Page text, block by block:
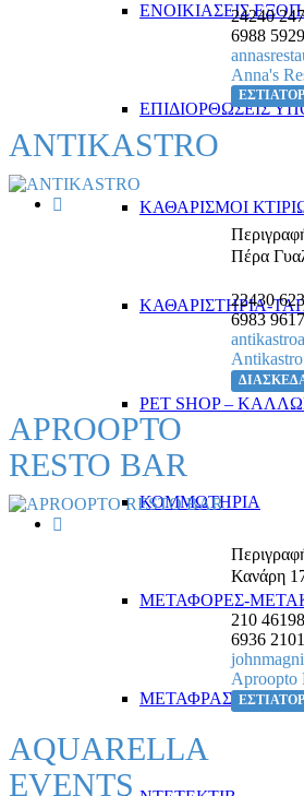
ΕΝΟΙΚΙΑΣΕΙΣ
ΕΠΙΔΙΟΡΘΩΣΕΙΣ
ΚΑΘΑΡΙΣΜΟΙ
ΚΑΘΑΡΙΣΤΗΡΙΑ-
PET SHOP –
ΚΟΜΜΩΤΗΡΙΑ
ΜΕΤΑΦΟΡΕΣ-
ΜΕΤΑΦΡΑΣΕΙΣ-
24240
6988
Anna's
ANTIKASTRO
Πέρα
22430
6983
APROOPTO
RESTO BAR
Κανάρη
210
6936
Aproopto
AQUARELLA
EVENTS